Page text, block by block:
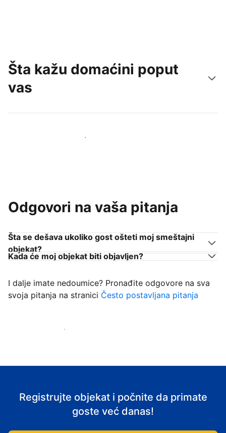
Šta kažu domaćini poput
vas
Pridružite se domaćinima poput vas
Odgovori na vaša pitanja
Šta se dešava ukoliko gost ošteti moj smeštajni
objekat?
Kada će moj objekat biti objavljen?
I dalje imate nedoumice? Pronađite odgovore na sva
svoja pitanja na stranici Često postavljana pitanja
Počnite da primate goste
Registrujte objekat i počnite da primate
goste već danas!